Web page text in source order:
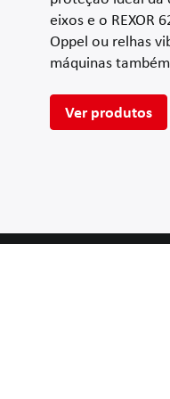
eixos e o REXOR
Oppel ou relhas
máquinas
Ver produtos